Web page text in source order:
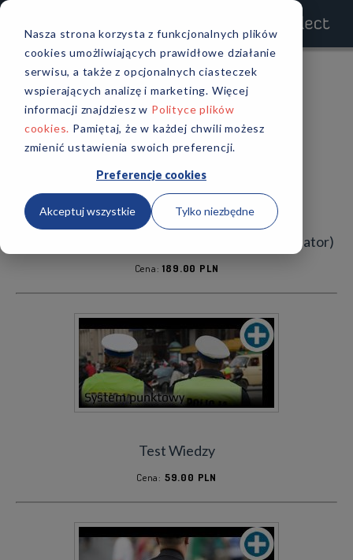
Nasza strona korzysta z funkcjonalnych plików
cookies umożliwiających prawidłowe działanie
serwisu, a także z opcjonalnych ciasteczek
wspierających analizę i marketing. Więcej
informacji znajdziesz w Polityce plików
cookies. Pamiętaj, że w każdej chwili możesz
zmienić ustawienia swoich preferencji.
Preferencje cookies
Akceptuj wszystkie Tylko niezbędne
START
AKTUALNOŚCI
OPINIE
ZALOGUJ SIĘ
PEŁNA WERSJA STRONY
DLACZEGO WARTO
Testy do Policji - testy multiselect
Nowe Testy Multiselect (Multiselect 2 + symulator)
Cena:189.00 PLN
Test Wiedzy
Cena: 59.00 PLN